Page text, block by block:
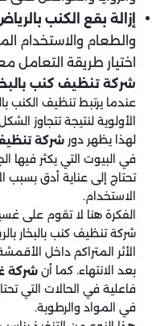
إزالة بقع الكنب
والطعام والاستخدام
اختيار طريقة التعامل
شركة تنظيف كنب
عندما يرتبط تنظيف الكنب
الأولوية لنتيجة تتجاوز
لهذا يظهر دور شركة
في البيوت التي يكثر فيها
تحتاج إلى عناية أدق بسبب
الاستخدام.
الفكرة هنا لا تقوم على
شركة تنظيف كنب بالبخار
الأثر المتراكم داخل
بعد الانتهاء. كما أن شركة
فاعلية في الحالات التي
في المواد والرطوبة.